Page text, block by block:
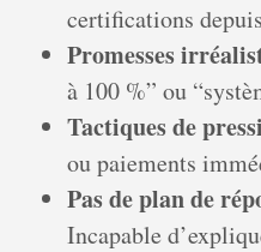
certifications
Promesses
à 100 %” ou
Tactiques de
ou paiements
Pas de plan de
Incapable